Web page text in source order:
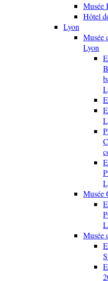
Musée
Hôtel
Lyon
Musée
Lyon
Musée
Musée